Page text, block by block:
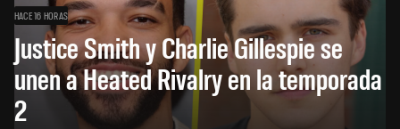
HACE 16 HORAS
Justice Smith y Charlie Gillespie se
unen a Heated Rivalry en la temporada
2